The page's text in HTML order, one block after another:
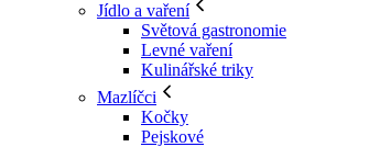
Jídlo a vaření
Světová gastronomie
Levné vaření
Kulinářské triky
Mazlíčci
Kočky
Pejskové